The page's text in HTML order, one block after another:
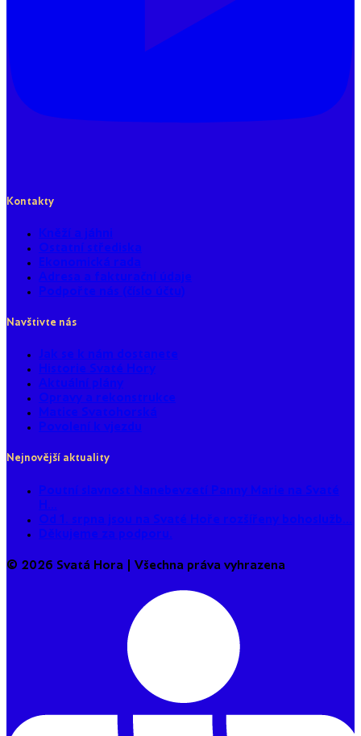
Kontakty
Kněží a jáhni
Ostatní střediska
Ekonomická rada
Adresa a fakturační údaje
Podpořte nás (číslo účtu)
Navštivte nás
Jak se k nám dostanete
Historie Svaté Hory
Aktuální plány
Opravy a rekonstrukce
Matice Svatohorská
Povolení k vjezdu
Nejnovější aktuality
Poutní slavnost Nanebevzetí Panny Marie na Svaté
H...
Od 1. srpna jsou na Svaté Hoře rozšířeny bohoslužb...
Děkujeme za podporu.
© 2026 Svatá Hora | Všechna práva vyhrazena